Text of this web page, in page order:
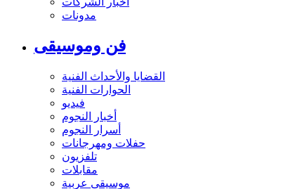
مدونات
فن وموسيقى
القضايا والأحداث الفنية
الحوارات الفنية
فيديو
أخبار النجوم
أسرار النجوم
حفلات ومهرجانات
تلفزيون
مقابلات
موسيقى عربية